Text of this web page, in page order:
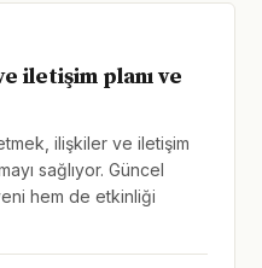
iletişim planı ve
ilişkiler ve iletişim
sağlıyor. Güncel
hem de etkinliği